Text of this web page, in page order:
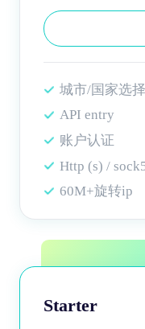
城市/国家选择
API entry
账户认证
Http (s) /
60M+旋转ip
Starter